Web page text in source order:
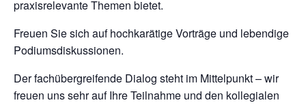
praxisrelevante Themen bietet.
Freuen Sie sich auf hochkarätige Vorträge und lebendige
Podiumsdiskussionen.
Der fachübergreifende Dialog steht im Mittelpunkt – wir
freuen uns sehr auf Ihre Teilnahme und den kollegialen